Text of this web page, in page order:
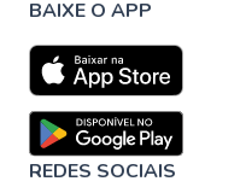
BAIXE O APP
REDES SOCIAIS